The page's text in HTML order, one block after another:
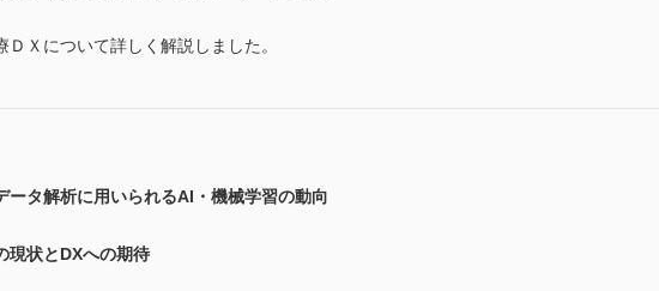
Ｘについて詳しく解説しました。
ータ解析に用いられるAI・機械学習の動向
現状とDXへの期待